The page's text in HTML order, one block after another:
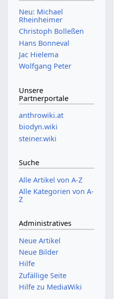
Neu: Michael
Rheinheimer
Christoph Bolleßen
Hans Bonneval
Jac Hielema
Wolfgang Peter
Unsere
Partnerportale
anthrowiki.at
biodyn.wiki
steiner.wiki
Suche
Alle Artikel von A-Z
Alle Kategorien von A-
Z
Administratives
Neue Artikel
Neue Bilder
Hilfe
Zufällige Seite
Hilfe zu MediaWiki